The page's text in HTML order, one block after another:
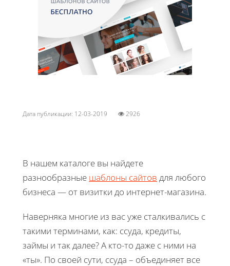
Дата публикации: 12-03-2019 2926
В нашем каталоге вы найдете
разнообразные шаблоны сайтов для любого
бизнеса — от визитки до интернет-магазина.
Наверняка многие из вас уже сталкивались с
такими терминами, как: ссуда, кредиты,
займы и так далее? А кто-то даже с ними на
«ты». По своей сути, ссуда – объединяет все